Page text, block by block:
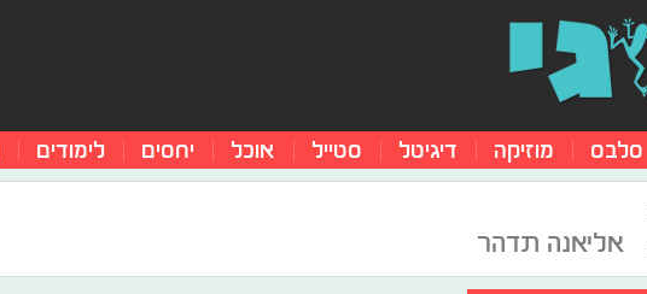
סלבס מוזיקה דיגיטל סטייל אוכל יחסים לימודים
אליאנה תדהר